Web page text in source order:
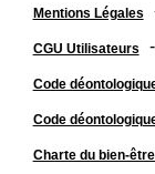
Mentions Légales
CGU Utilisateurs -
Code
Code
Charte du bien-